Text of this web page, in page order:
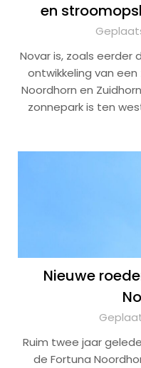
en
Novar is, zoals eerder
ontwikkeling van
Noordhorn en
zonnepark is ten
Nieuwe
Ruim twee jaar
de Fortuna